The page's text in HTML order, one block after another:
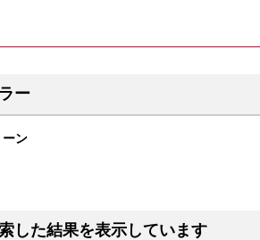
ー
ン
した結果を表示しています